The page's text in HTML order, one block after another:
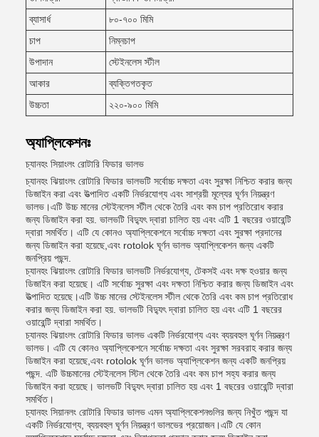
ব্যাসার্ধ
৮০-৭০০ মিমি
চাপ
নিম্নচাপ
উপাদান
স্টেইনলেস স্টীল
আকার
ব্যক্তিগতকৃত
উচ্চতা
২২০-৯০০ মিমি
অ্যাপ্লিকেশনঃ
চ্যানহং সিয়াংলং রোটারি ফিডার ভালভ
চ্যানহং ঝিয়াংলং রোটারি ফিডার ভালভটি সর্বোচ্চ দক্ষতা এবং সুরক্ষা নিশ্চিত করার জন্য
ডিজাইন করা এবং উত্পাদিত একটি নির্ভরযোগ্য এবং সাশ্রয়ী মূল্যের ঘূর্ণন নিয়ন্ত্রণ
ভালভ।এটি উচ্চ মানের স্টেইনলেস স্টীল থেকে তৈরি এবং কম চাপ প্রতিরোধ করার
জন্য ডিজাইন করা হয়. ভালভটি বিদ্যুৎ দ্বারা চালিত হয় এবং এটি 1 বছরের ওয়ারেন্টি
দ্বারা সমর্থিত। এটি যে কোনও অ্যাপ্লিকেশনে সর্বোচ্চ দক্ষতা এবং সুরক্ষা প্রদানের
জন্য ডিজাইন করা হয়েছে,এবং rotolok ঘূর্ণন ভালভ অ্যাপ্লিকেশন জন্য একটি
জনপ্রিয় পছন্দ.
চ্যানহং ঝিয়াংলং রোটারি ফিডার ভালভটি নির্ভরযোগ্য, টেকসই এবং দক্ষ হওয়ার জন্য
ডিজাইন করা হয়েছে। এটি সর্বোচ্চ সুরক্ষা এবং দক্ষতা নিশ্চিত করার জন্য ডিজাইন এবং
উত্পাদিত হয়েছে।এটি উচ্চ মানের স্টেইনলেস স্টীল থেকে তৈরি এবং কম চাপ প্রতিরোধ
করার জন্য ডিজাইন করা হয়. ভালভটি বিদ্যুৎ দ্বারা চালিত হয় এবং এটি 1 বছরের
ওয়ারেন্টি দ্বারা সমর্থিত।
চ্যানহং ঝিয়াংলং রোটারি ফিডার ভালভ একটি নির্ভরযোগ্য এবং ব্যয়বহুল ঘূর্ণন নিয়ন্ত্রণ
ভালভ। এটি যে কোনও অ্যাপ্লিকেশনে সর্বোচ্চ দক্ষতা এবং সুরক্ষা সরবরাহ করার জন্য
ডিজাইন করা হয়েছে,এবং rotolok ঘূর্ণন ভালভ অ্যাপ্লিকেশন জন্য একটি জনপ্রিয়
পছন্দ. এটি উচ্চমানের স্টেইনলেস স্টিল থেকে তৈরি এবং কম চাপ সহ্য করার জন্য
ডিজাইন করা হয়েছে। ভালভটি বিদ্যুৎ দ্বারা চালিত হয় এবং 1 বছরের ওয়ারেন্টি দ্বারা
সমর্থিত।
চ্যানহং সিয়ানলং রোটারি ফিডার ভালভ এমন অ্যাপ্লিকেশনগুলির জন্য নিখুঁত পছন্দ যা
একটি নির্ভরযোগ্য, ব্যয়বহুল ঘূর্ণন নিয়ন্ত্রণ ভালভের প্রয়োজন।এটি যে কোন